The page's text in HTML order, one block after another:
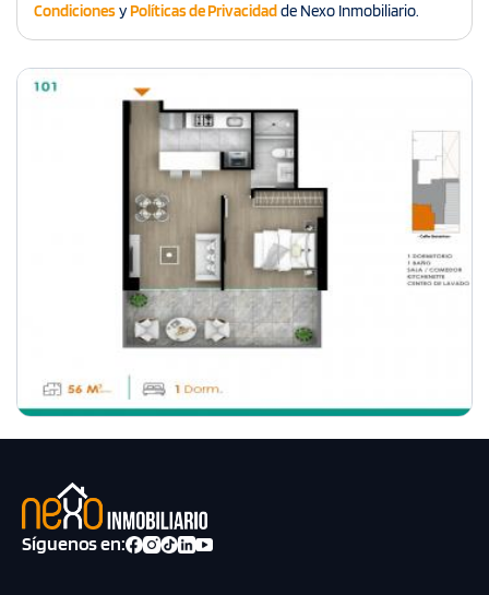
CondicionesyPolíticas de Privacidadde Nexo Inmobiliario.
Síguenos en: